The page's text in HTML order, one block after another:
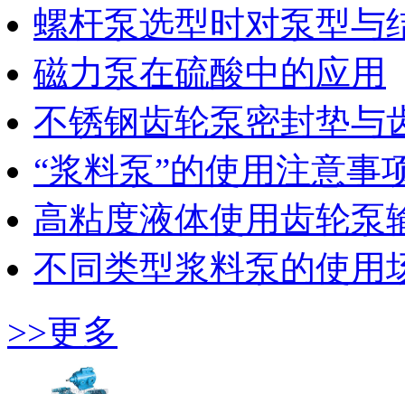
螺杆泵选型时对泵型与
磁力泵在硫酸中的应用
不锈钢齿轮泵密封垫与
“浆料泵”的使用注意事
高粘度液体使用齿轮泵
不同类型浆料泵的使用
>>更多